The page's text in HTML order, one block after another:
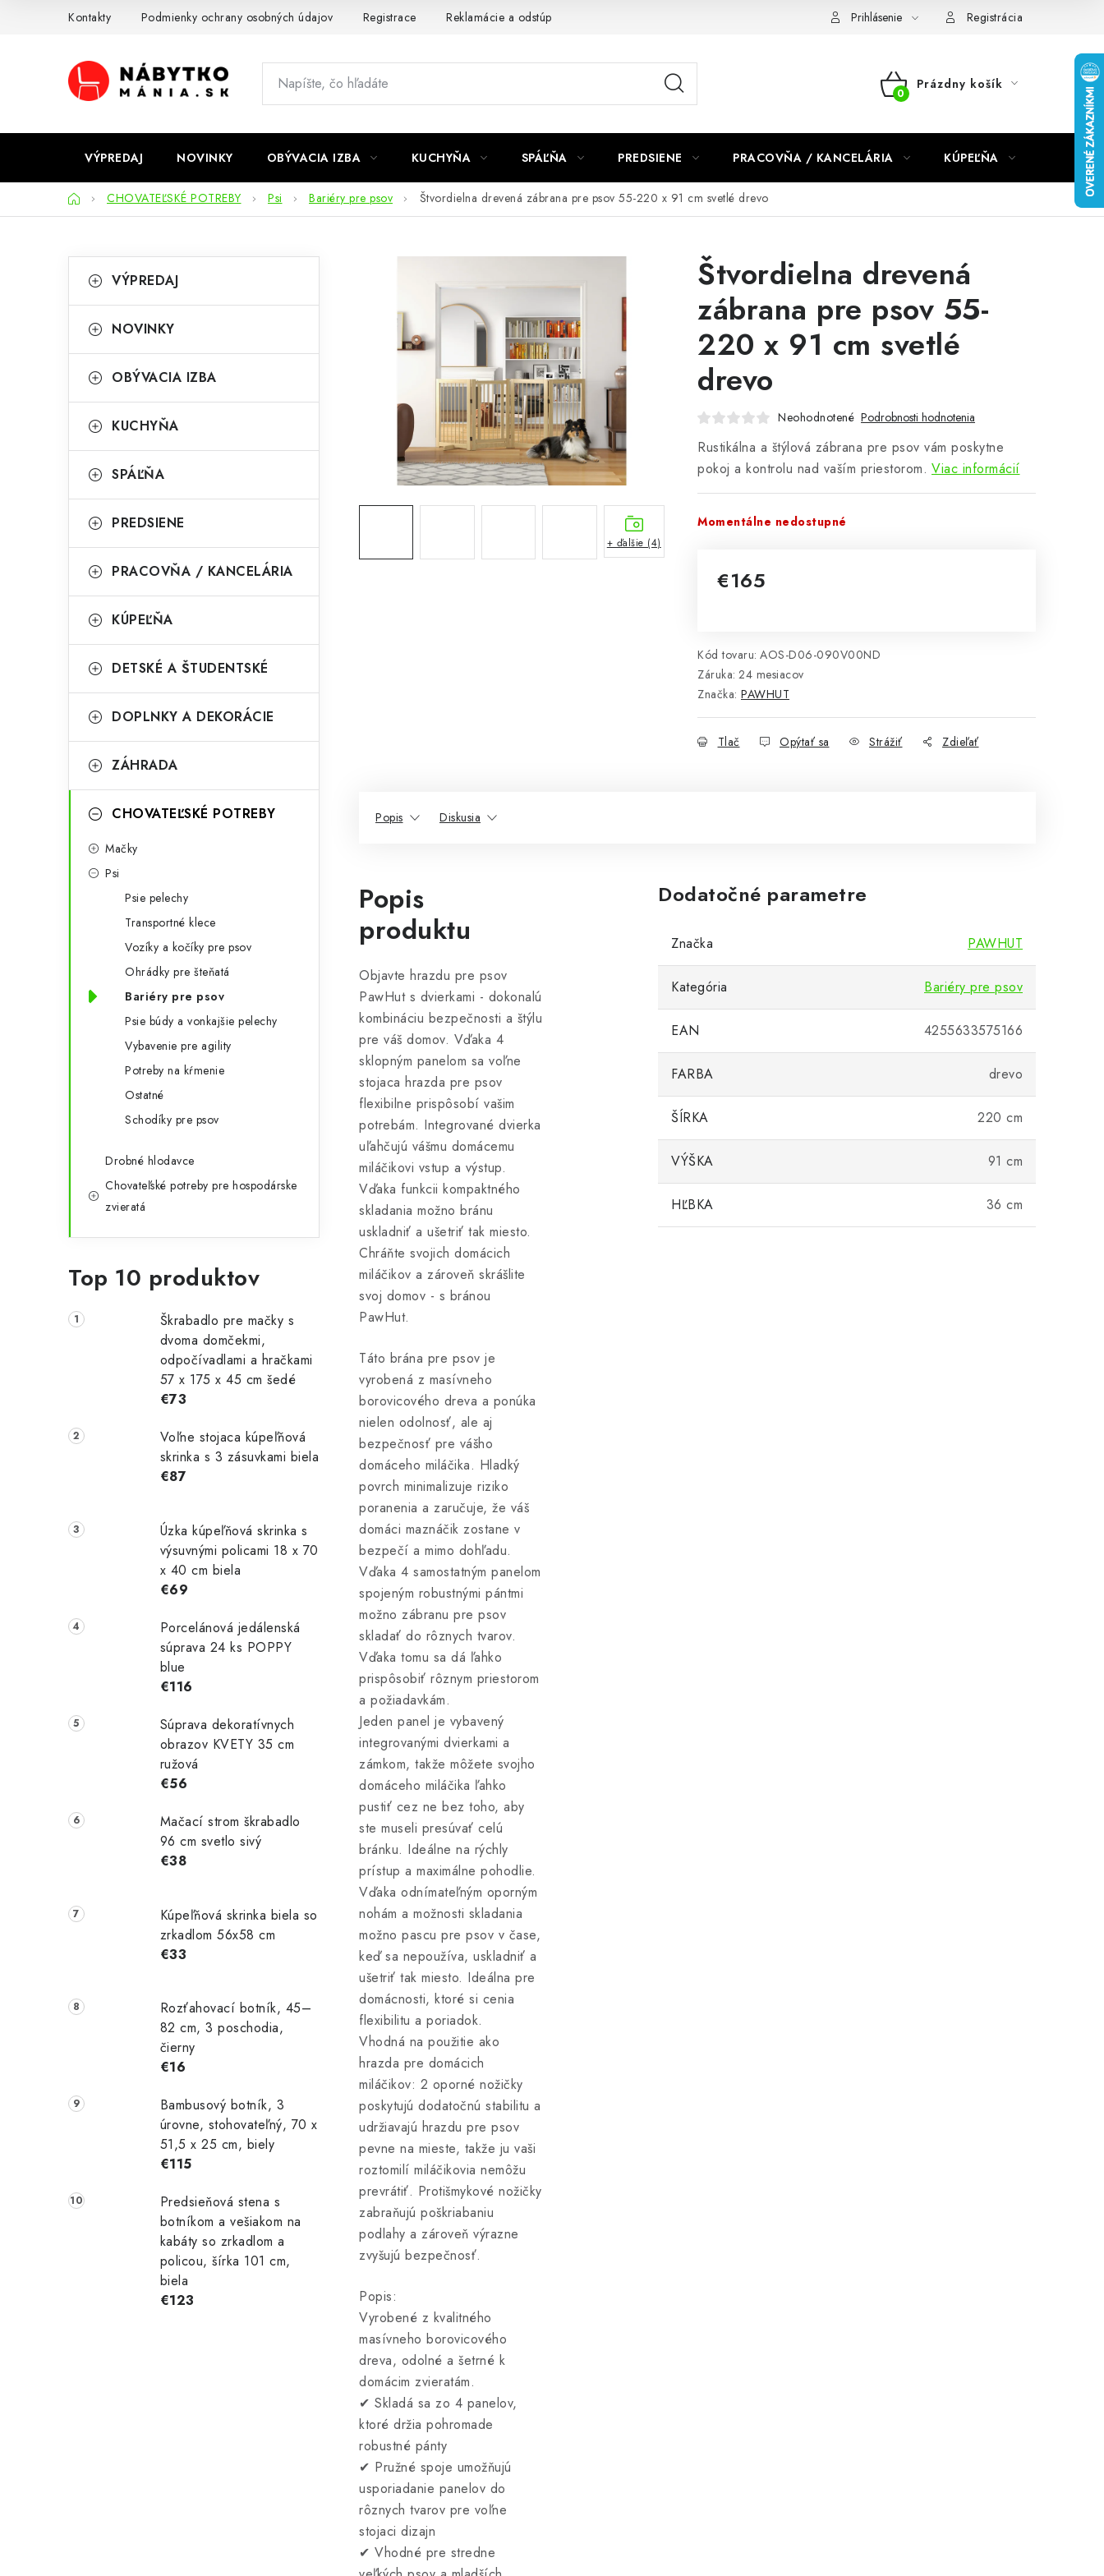
Kontakty Podmienky ochrany osobných údajov Registrace Reklamácie a odstúpenie od zmluvy Prihlásenie Registrácia
NÁKUPNÝ
Prázdny košík
VÝPREDAJ NOVINKY OBÝVACIA IZBA KUCHYŇA SPÁĽŇA PREDSIENE PRACOVŇA / KANCELÁRIA KÚPEĽŇA
DomovCHOVATEĽSKÉ POTREBY Psi Bariéry pre psov Štvordielna drevená zábrana pre psov 55-220 x 91 cm svetlé drevo
o
n
ý
a
n
l
kategórie
a
e
ó
i
VÝPREDAJ
NOVINKY
OBÝVACIA IZBA
KUCHYŇA
SPÁĽŇA
PREDSIENE
PRACOVŇA / KANCELÁRIA
KÚPEĽŇA
DETSKÉ A ŠTUDENTSKÉ
DOPLNKY A DEKORÁCIE
ZÁHRADA
CHOVATEĽSKÉ POTREBY
Mačky
Psi
Psie pelechy
Transportné klece
Vozíky a kočíky pre psov
Ohrádky pre šteňatá
Bariéry pre psov
Psie búdy a vonkajšie pelechy
Vybavenie pre agility
Potreby na kŕmenie
Ostatné
Schodíky pre psov
Drobné hlodavce
Chovateľské potreby pre hospodárske
zvieratá
Top 10 produktov
Škrabadlo pre mačky s
dvoma domčekmi,
odpočívadlami a hračkami
57 x 175 x 45 cm šedé
€73
Voľne stojaca kúpeľňová
skrinka s 3 zásuvkami biela
€87
Úzka kúpeľňová skrinka s
výsuvnými policami 18 x 70
x 40 cm biela
€69
Porcelánová jedálenská
súprava 24 ks POPPY
blue
€116
Súprava dekoratívnych
obrazov KVETY 35 cm
ružová
€56
Mačací strom škrabadlo
96 cm svetlo sivý
€38
Kúpeľňová skrinka biela so
zrkadlom 56x58 cm
€33
Rozťahovací botník, 45–
82 cm, 3 poschodia,
čierny
€16
Bambusový botník, 3
úrovne, stohovateľný, 70 x
51,5 x 25 cm, biely
€115
Predsieňová stena s
botníkom a vešiakom na
kabáty so zrkadlom a
policou, šírka 101 cm,
biela
€123
Štvordielna drevená
zábrana pre psov 55-
220 x 91 cm svetlé
drevo
Neohodnotené Podrobnosti hodnotenia
Rustikálna a štýlová zábrana pre psov vám poskytne
pokoj a kontrolu nad vaším priestorom. Viac informácií
Momentálne nedostupné
€165
Kód tovaru: AOS-D06-090V00ND
Záruka: 24 mesiacov
Značka: PAWHUT
Tlač Opýtať sa Strážiť Zdieľať
+ ďalšie (4)
Popis Diskusia
Popis
produktu
Objavte hrazdu pre psov
PawHut s dvierkami - dokonalú
kombináciu bezpečnosti a štýlu
pre váš domov. Vďaka 4
sklopným panelom sa voľne
stojaca hrazda pre psov
flexibilne prispôsobí vašim
potrebám. Integrované dvierka
uľahčujú vášmu domácemu
miláčikovi vstup a výstup.
Vďaka funkcii kompaktného
skladania možno bránu
uskladniť a ušetriť tak miesto.
Chráňte svojich domácich
miláčikov a zároveň skrášlite
svoj domov - s bránou
PawHut.
Táto brána pre psov je
vyrobená z masívneho
borovicového dreva a ponúka
nielen odolnosť, ale aj
bezpečnosť pre vášho
domáceho miláčika. Hladký
povrch minimalizuje riziko
poranenia a zaručuje, že váš
domáci maznáčik zostane v
bezpečí a mimo dohľadu.
Vďaka 4 samostatným panelom
spojeným robustnými pántmi
možno zábranu pre psov
skladať do rôznych tvarov.
Vďaka tomu sa dá ľahko
prispôsobiť rôznym priestorom
a požiadavkám.
Jeden panel je vybavený
integrovanými dvierkami a
zámkom, takže môžete svojho
domáceho miláčika ľahko
pustiť cez ne bez toho, aby
ste museli presúvať celú
bránku. Ideálne na rýchly
prístup a maximálne pohodlie.
Vďaka odnímateľným oporným
nohám a možnosti skladania
možno pascu pre psov v čase,
keď sa nepoužíva, uskladniť a
ušetriť tak miesto. Ideálna pre
domácnosti, ktoré si cenia
flexibilitu a poriadok.
Vhodná na použitie ako
hrazda pre domácich
miláčikov: 2 oporné nožičky
poskytujú dodatočnú stabilitu a
udržiavajú hrazdu pre psov
pevne na mieste, takže ju vaši
roztomilí miláčikovia nemôžu
prevrátiť. Protišmykové nožičky
zabraňujú poškriabaniu
podlahy a zároveň výrazne
zvyšujú bezpečnosť.
Popis:
Vyrobené z kvalitného
masívneho borovicového
dreva, odolné a šetrné k
domácim zvieratám.
✔ Skladá sa zo 4 panelov,
ktoré držia pohromade
robustné pánty
✔ Pružné spoje umožňujú
usporiadanie panelov do
rôznych tvarov pre voľne
stojaci dizajn
✔ Vhodné pre stredne
Dodatočné parametre
Značka PAWHUT
Kategória Bariéry pre psov
EAN 4255633575166
FARBA drevo
ŠÍRKA 220 cm
VÝŠKA 91 cm
HĽBKA 36 cm